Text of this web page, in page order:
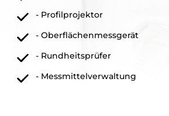
- Profilprojektor
- Oberflächenmessgerät
- Rundheitsprüfer
- Messmittelverwaltung